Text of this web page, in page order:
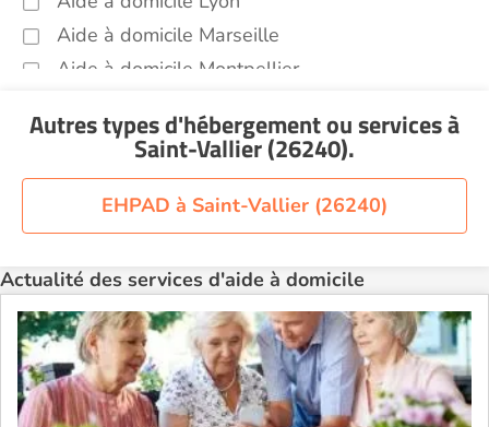
Aide à domicile Marseille
Aide à domicile Montpellier
Aide à domicile Nice
Aide à domicile Orléans
Aide à domicile Paris
Aide à domicile Perpignan
Aide à domicile Rennes
Aide à domicile Saint-Etienne
Aide à domicile Toulouse
Recherche par ville
Autres types d'hébergement ou servicesà
Saint-Vallier (26240).
EHPAD à Saint-Vallier (26240)
Actualité des services d'aide à domicile